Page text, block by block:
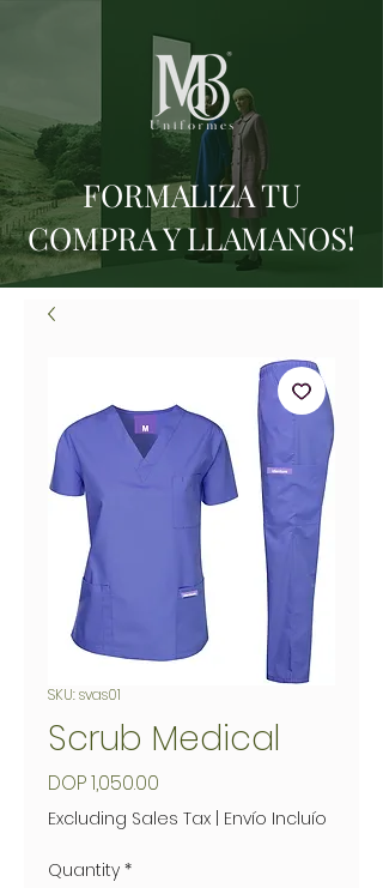
FORMALIZA TU
COMPRA Y LLAMANOS!
SKU: svas01
Scrub Medical
DOP 1,050.00
Excluding Sales Tax Envío Incluío
Quantity *